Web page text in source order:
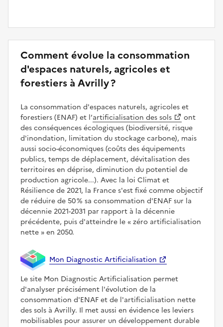
Comment évolue la consommation
d'espaces naturels, agricoles et
forestiers à Avrilly ?
La consommation d'espaces naturels, agricoles et
forestiers (ENAF) et l’artificialisation des sols
ont
des conséquences écologiques (biodiversité, risque
d'inondation, limitation du stockage carbone), mais
aussi socio-économiques (coûts des équipements
publics, temps de déplacement, dévitalisation des
territoires en déprise, diminution du potentiel de
production agricole...). Avec la loi Climat et
Résilience de 2021, la France s'est fixé comme objectif
de réduire de 50 % sa consommation d'ENAF sur la
décennie 2021-2031 par rapport à la décennie
précédente, puis d'atteindre le
zéro artificialisation
nette
en 2050.
Mon Diagnostic Artificialisation
Le site Mon Diagnostic Artificialisation permet
d'analyser précisément l'évolution de la
consommation d'ENAF et de l'artificialisation nette
des sols à Avrilly. Il met aussi en évidence les leviers
mobilisables pour assurer un développement durable